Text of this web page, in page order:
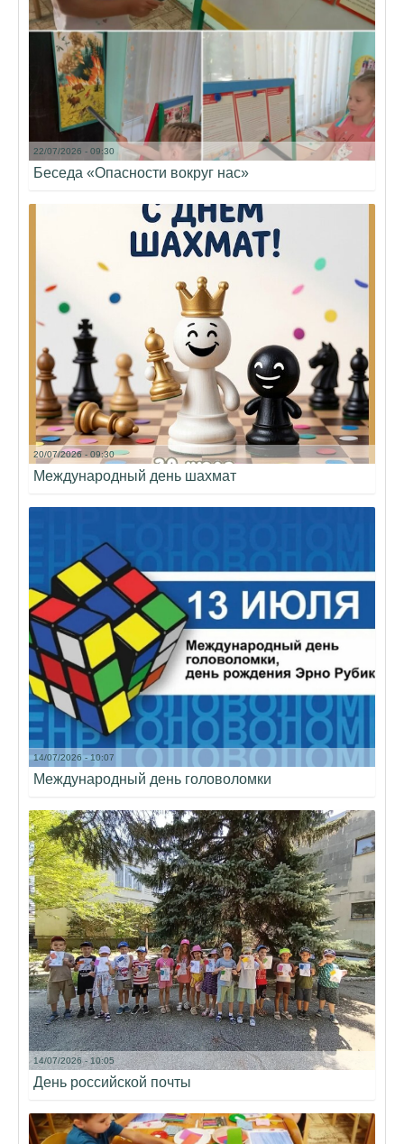
22/07/2026 - 09:30
Беседа «Опасности вокруг нас»
20/07/2026 - 09:30
Международный день шахмат
14/07/2026 - 10:07
Международный день головоломки
14/07/2026 - 10:05
День российской почты